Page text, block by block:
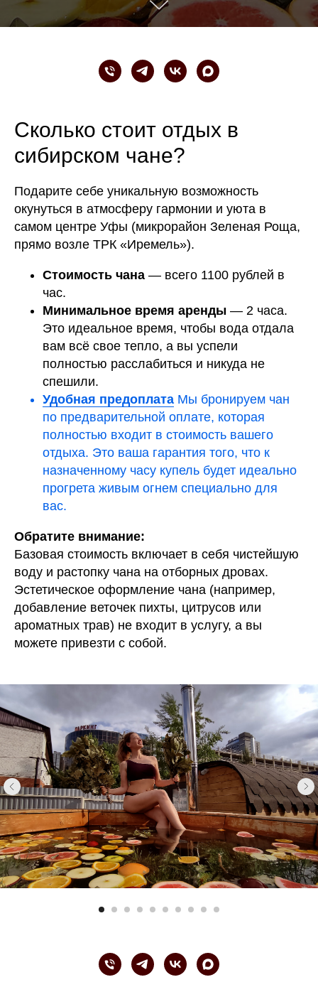
Сколько стоит отдых в
сибирском чане?
Подарите себе уникальную возможность
окунуться в атмосферу гармонии и уюта в
самом центре Уфы (микрорайон Зеленая Роща,
прямо возле ТРК «Иремель»).
Стоимость чана — всего 1100 рублей в
час.
Минимальное время аренды — 2 часа.
Это идеальное время, чтобы вода отдала
вам всё свое тепло, а вы успели
полностью расслабиться и никуда не
спешили.
Удобная предоплата Мы бронируем чан
по предварительной оплате, которая
полностью входит в стоимость вашего
отдыха. Это ваша гарантия того, что к
назначенному часу купель будет идеально
прогрета живым огнем специально для
вас.
Обратите внимание:
Базовая стоимость включает в себя чистейшую
воду и растопку чана на отборных дровах.
Эстетическое оформление чана (например,
добавление веточек пихты, цитрусов или
ароматных трав) не входит в услугу, а вы
можете привезти с собой.